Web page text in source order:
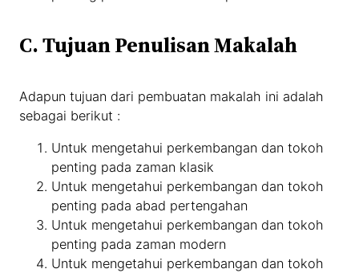
C. Tujuan Penulisan Makalah
Adapun tujuan dari pembuatan makalah ini adalah
sebagai berikut :
Untuk mengetahui perkembangan dan tokoh
penting pada zaman klasik
Untuk mengetahui perkembangan dan tokoh
penting pada abad pertengahan
Untuk mengetahui perkembangan dan tokoh
penting pada zaman modern
Untuk mengetahui perkembangan dan tokoh